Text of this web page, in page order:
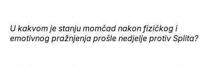
U kakvom je stanju momčad nakon fizičkog i
emotivnog pražnjenja prošle nedjelje protiv Splita?